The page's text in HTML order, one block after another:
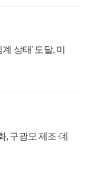
상태' 도달, 미
구광모 제조·데